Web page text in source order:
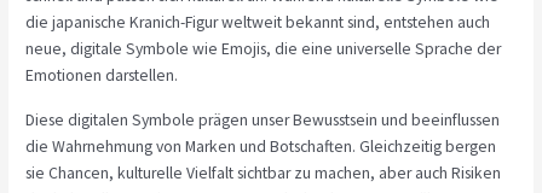
die japanische Kranich-Figur weltweit bekannt sind, entstehen auch
neue, digitale Symbole wie Emojis, die eine universelle Sprache der
Emotionen darstellen.
Diese digitalen Symbole prägen unser Bewusstsein und beeinflussen
die Wahrnehmung von Marken und Botschaften. Gleichzeitig bergen
sie Chancen, kulturelle Vielfalt sichtbar zu machen, aber auch Risiken